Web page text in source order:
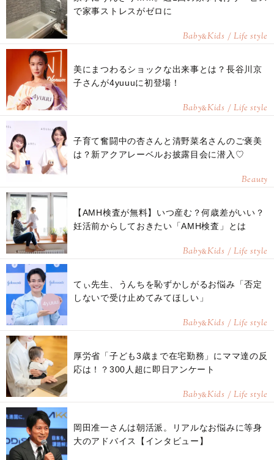
で家事ストレスがゼロに
Baby&Kids / Life style
美にまつわるショックな出来事とは？長谷川京
子さんが4yuuuに初登場！
Baby&Kids / Life style
子育て奮闘中の杏さんと清野菜名さんのご褒美
は？新アクアレーベルお披露目会に潜入♡
Beauty
【AMH検査が無料】いつ産む？何歳差がいい？
妊活前からしておきたい「AMH検査」とは
Baby&Kids / Life style
てぃ先生、うんちを恥ずかしがるお悩み「否定
しないで受け止めてみてほしい」
Baby&Kids / Life style
厚労省「子ども3歳まで在宅勤務」にママ達の反
応は！？300人超に即日アンケート
Baby&Kids / Life style
岡田准一さんは朝活派。リアルなお悩みに等身
大のアドバイス【インタビュー】